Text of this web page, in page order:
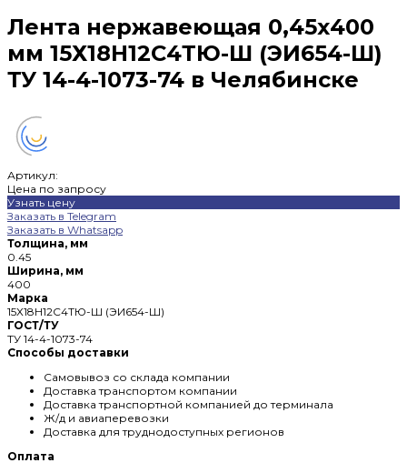
Лента нержавеющая 0,45х400
мм 15Х18Н12С4ТЮ-Ш (ЭИ654-Ш)
ТУ 14-4-1073-74 в Челябинске
Артикул:
Цена по запросу
Узнать цену
Заказать в Telegram
Заказать в Whatsapp
Толщина, мм
0.45
Ширина, мм
400
Марка
15Х18Н12С4ТЮ-Ш (ЭИ654-Ш)
ГОСТ/ТУ
ТУ 14-4-1073-74
Способы доставки
Самовывоз со склада компании
Доставка транспортом компании
Доставка транспортной компанией до терминала
Ж/д и авиаперевозки
Доставка для труднодоступных регионов
Оплата